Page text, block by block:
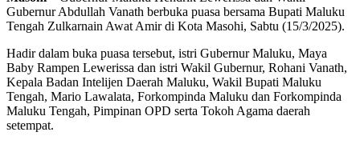
Gubernur Abdullah Vanath berbuka puasa bersama Bupati Maluku
Tengah Zulkarnain Awat Amir di Kota Masohi, Sabtu (15/3/2025).
Hadir dalam buka puasa tersebut, istri Gubernur Maluku, Maya
Baby Rampen Lewerissa dan istri Wakil Gubernur, Rohani Vanath,
Kepala Badan Intelijen Daerah Maluku, Wakil Bupati Maluku
Tengah, Mario Lawalata, Forkompinda Maluku dan Forkompinda
Maluku Tengah, Pimpinan OPD serta Tokoh Agama daerah
setempat.